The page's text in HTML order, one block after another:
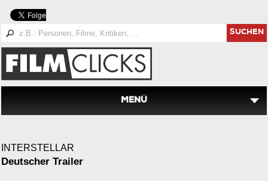
SUCHEN
MENÜ
INTERSTELLAR
Deutscher Trailer